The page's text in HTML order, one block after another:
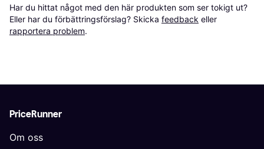
Har du hittat något med den här produkten som ser tokigt ut?
Eller har du förbättringsförslag? Skicka feedback eller
rapportera problem.
PriceRunner
Om oss